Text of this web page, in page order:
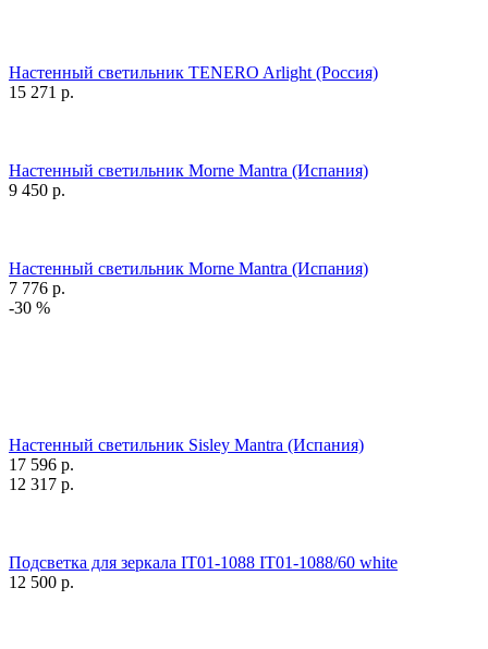
Настенный светильник TENERO Arlight (Россия)
15 271 р.
Настенный светильник Morne Mantra (Испания)
9 450 р.
Настенный светильник Morne Mantra (Испания)
7 776 р.
-30 %
Настенный светильник Sisley Mantra (Испания)
17 596 р.
12 317 р.
Подсветка для зеркала IT01-1088 IT01-1088/60 white
12 500 р.